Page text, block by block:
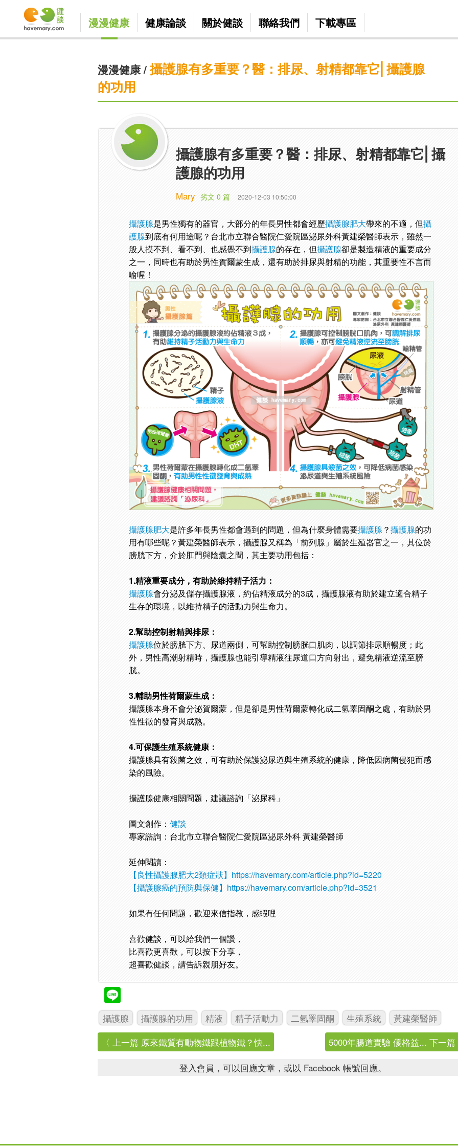
漫漫健康 健康論談 關於健談 聯絡我們 下載專區
漫漫健康/ 攝護腺有多重要？醫：排尿、射精都靠它⎢攝護腺
的功用
攝護腺有多重要？醫：排尿、射精都靠它⎢攝
護腺的功用
Mary 劣文 0 篇 2020-12-03 10:50:00
攝護腺是男性獨有的器官，大部分的年長男性都會經歷攝護腺肥大帶來的不適，但攝
護腺到底有何用途呢？台北市立聯合醫院仁愛院區泌尿外科黃建榮醫師表示，雖然一
般人摸不到、看不到、也感覺不到攝護腺的存在，但攝護腺卻是製造精液的重要成分
之一，同時也有助於男性賀爾蒙生成，還有助於排尿與射精的功能，其重要性不言而
喻喔！
攝護腺肥大是許多年長男性都會遇到的問題，但為什麼身體需要攝護腺 ？攝護腺的功
用有哪些呢？黃建榮醫師表示，攝護腺又稱為「前列腺」屬於生殖器官之一，其位於
膀胱下方，介於肛門與陰囊之間，其主要功用包括：
1.精液重要成分，有助於維持精子活力：
攝護腺會分泌及儲存攝護腺液，約佔精液成分的3成，攝護腺液有助於建立適合精子
生存的環境，以維持精子的活動力與生命力。
2.幫助控制射精與排尿：
攝護腺位於膀胱下方、尿道兩側，可幫助控制膀胱口肌肉，以調節排尿順暢度；此
外，男性高潮射精時，攝護腺也能引導精液往尿道口方向射出，避免精液逆流至膀
胱。
3.輔助男性荷爾蒙生成：
攝護腺本身不會分泌賀爾蒙，但是卻是男性荷爾蒙轉化成二氫睪固酮之處，有助於男
性性徵的發育與成熟。
4.可保護生殖系統健康：
攝護腺具有殺菌之效，可有助於保護泌尿道與生殖系統的健康，降低因病菌侵犯而感
染的風險。
攝護腺健康相關問題，建議諮詢「泌尿科」
圖文創作：健談
專家諮詢：台北市立聯合醫院仁愛院區泌尿外科 黃建榮醫師
延伸閱讀：
【良性攝護腺肥大2類症狀】https://havemary.com/article.php?id=5220
【攝護腺癌的預防與保健】https://havemary.com/article.php?id=3521
如果有任何問題，歡迎來信指教，感蝦哩
喜歡健談，可以給我們一個讚，
比喜歡更喜歡，可以按下分享，
超喜歡健談，請告訴親朋好友。
攝護腺 攝護腺的功用 精液 精子活動力 二氫睪固酮 生殖系統
黃建榮醫師
〈 上一篇 原來鐵質有動物鐵跟植物鐵？快...
5000年腸道實驗 優格益... 下一
登入會員，可以回應文章，或以 Facebook 帳號回應。